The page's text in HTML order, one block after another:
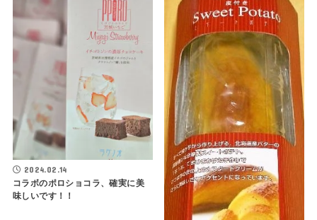
2024.02.14
コラボのポロショコラ、確実に美
味しいです！！